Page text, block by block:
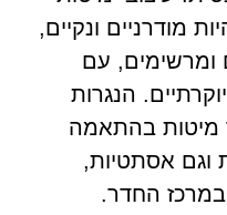
מודרניים ונקיים,
ומרשימים, עם
הנגרות
מיטות בהתאמה
וגם אסתטיות,
במרכז החדר.